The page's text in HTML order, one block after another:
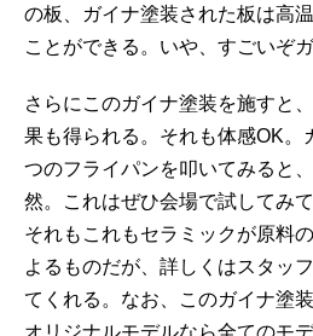
の板、ガイナ塗装された板は高
ことができる。いや、すごいぞ
さらにこのガイナ塗装を施すと
果も得られる。それも体感OK。
つのフライパンを叩いてみると
然。これはぜひ会場で試してみて
それもこれもセラミックが原料
よるものだが、詳しくはスタッ
てくれる。なお、このガイナ塗
オリジナルモデルなら全てのモ